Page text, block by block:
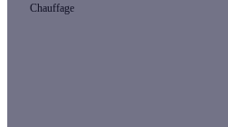
Chauffage